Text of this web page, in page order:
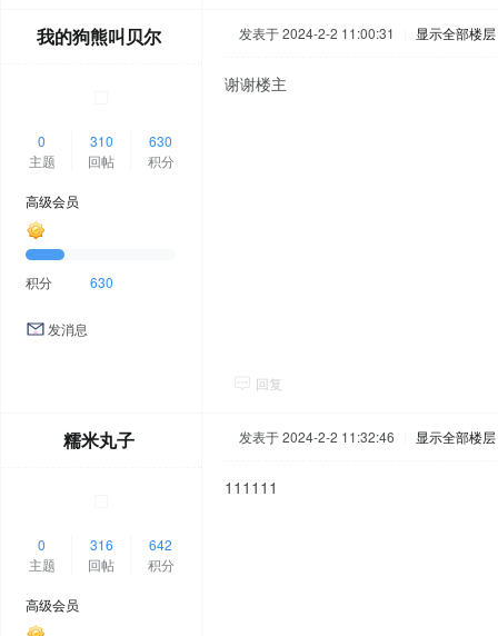
我的狗熊叫贝尔
0
主题
310
回帖
630
积分
高级会员
积分 630
发消息
发表于 2024-2-2 11:00:31 显示全部楼层
谢谢楼主
回复
糯米丸子
0
主题
316
回帖
642
积分
高级会员
发表于 2024-2-2 11:32:46 显示全部楼层
111111